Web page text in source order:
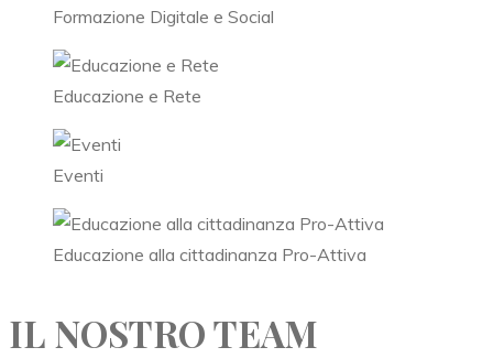
Formazione Digitale e Social
Educazione e Rete
Eventi
Educazione alla cittadinanza Pro-Attiva
IL NOSTRO TEAM